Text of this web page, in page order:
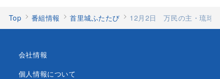
Top 番組情報 首里城ふたたび 12月2日 万民の主・琉球
会社情報
個人情報について